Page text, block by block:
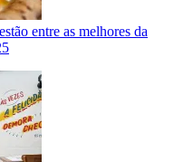
entre as melhores da